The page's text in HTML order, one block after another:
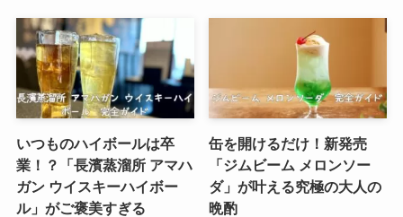
いつものハイボールは卒
業！？「長濱蒸溜所 アマハ
ガン ウイスキーハイボー
ル」がご褒美すぎる
缶を開けるだけ！新発売
「ジムビーム メロンソー
ダ」が叶える究極の大人の
晩酌